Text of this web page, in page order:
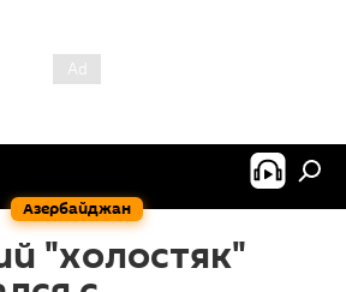
Азербайджан
"холостяк"